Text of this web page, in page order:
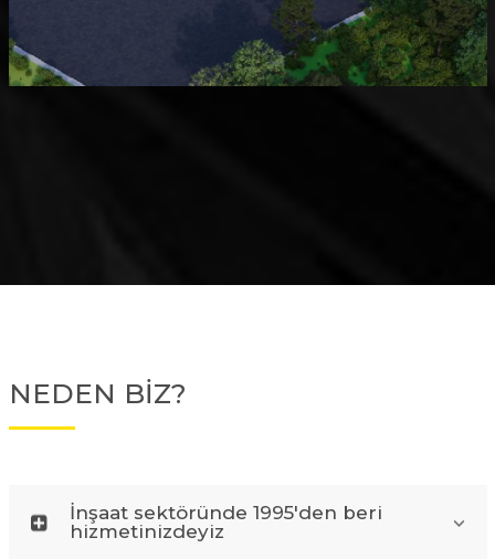
NEDEN BİZ?
İnşaat sektöründe 1995'den beri
hizmetinizdeyiz